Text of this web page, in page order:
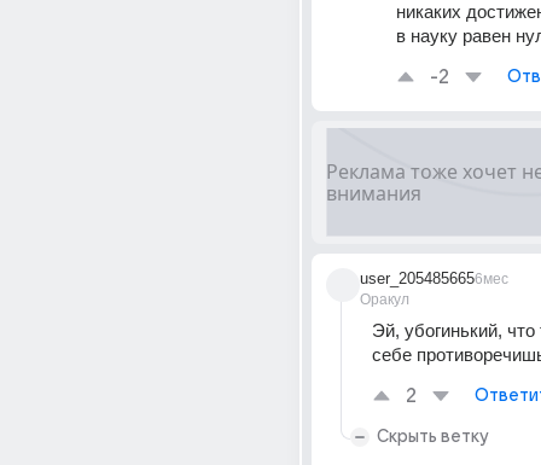
никаких
в науку равен
-2
user_205485665
Оракул
6мес
Эй, убогинький,
себе
2
Скрыть ветку